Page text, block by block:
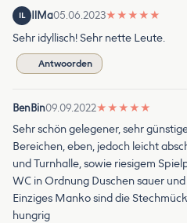
IL IlMa05.06.2023★ ★ ★ ★ ★
Sehr idyllisch! Sehr nette Leute.
Antwoorden
BenBin09.09.2022★ ★ ★ ★ ★
Sehr schön gelegener, sehr
Bereichen, eben, jedoch leicht
und Turnhalle, sowie riesigem
WC in Ordnung Duschen sauer
Einziges Manko sind die
hungrig